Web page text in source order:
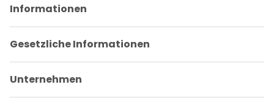
Informationen
Gesetzliche Informationen
Unternehmen